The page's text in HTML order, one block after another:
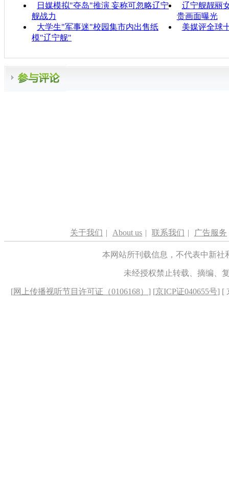
日媒模拟"夺岛"推演 妄称可忽略辽宁
舰战力
辽宁舰靓丽
贵画面曝光
大学生"军事迷"校园集市内出售纸
模"辽宁舰"
美媒评全球
关于我们 | About us | 联系我们 | 广告服务
本网站所刊载信息，不代表中新
未经授权禁止转载、摘编、
[网上传播视听节目许可证（0106168） ] [京ICP证040655号] [